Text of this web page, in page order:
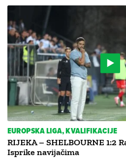
EUROPSKA LIGA, KVALIFIKACIJE
RIJEKA – SHELBOURNE 1:2
Isprike navijačima